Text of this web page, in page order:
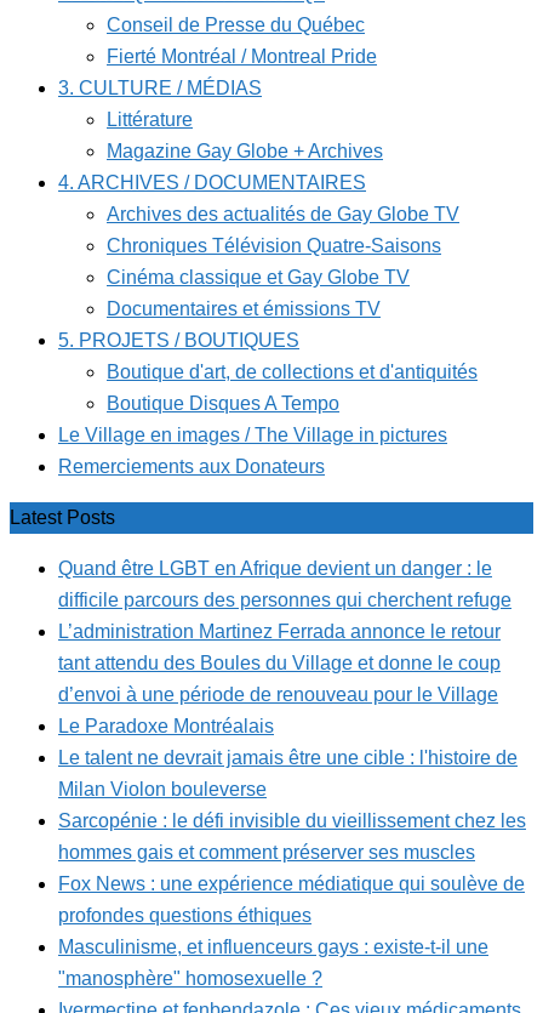
Conseil de Presse du Québec
Fierté Montréal / Montreal Pride
3. CULTURE / MÉDIAS
Littérature
Magazine Gay Globe + Archives
4. ARCHIVES / DOCUMENTAIRES
Archives des actualités de Gay Globe TV
Chroniques Télévision Quatre-Saisons
Cinéma classique et Gay Globe TV
Documentaires et émissions TV
5. PROJETS / BOUTIQUES
Boutique d'art, de collections et d'antiquités
Boutique Disques A Tempo
Le Village en images / The Village in pictures
Remerciements aux Donateurs
Latest Posts
Quand être LGBT en Afrique devient un danger : le
difficile parcours des personnes qui cherchent refuge
L’administration Martinez Ferrada annonce le retour
tant attendu des Boules du Village et donne le coup
d’envoi à une période de renouveau pour le Village
Le Paradoxe Montréalais
Le talent ne devrait jamais être une cible : l'histoire de
Milan Violon bouleverse
Sarcopénie : le défi invisible du vieillissement chez les
hommes gais et comment préserver ses muscles
Fox News : une expérience médiatique qui soulève de
profondes questions éthiques
Masculinisme, et influenceurs gays : existe-t-il une
"manosphère" homosexuelle ?